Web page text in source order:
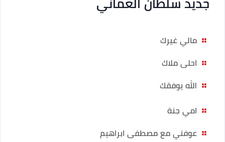
جديد سلطان العماني
مالي غيرك
احلى ملاك
الله يوفقك
امي جنة
عوفني مع مصطفى ابراهيم